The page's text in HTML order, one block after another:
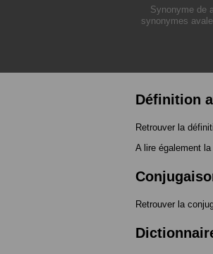
Synonyme de
synonymes
Définition
Retrouver la
A lire également
Retrouver la